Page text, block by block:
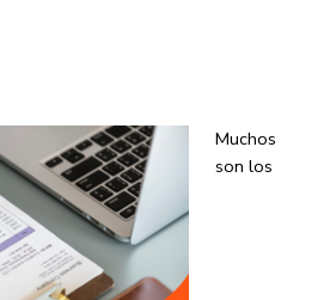
Muchos
son los